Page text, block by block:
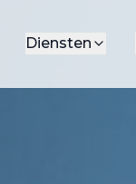
Diensten